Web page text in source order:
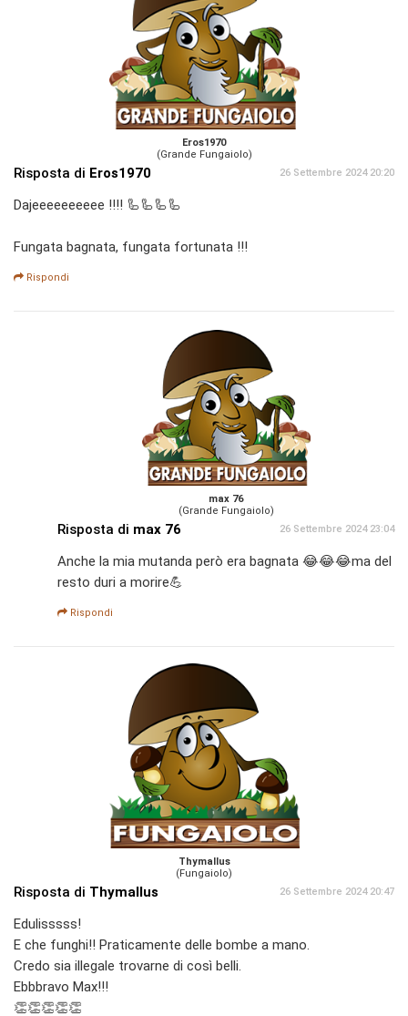
Eros1970
(Grande Fungaiolo)
Risposta di Eros1970 26 Settembre 2024 20:20
Dajeeeeeeeeee !!!! 🦾🦾🦾🦾
Fungata bagnata, fungata fortunata !!!
Rispondi
max 76
(Grande Fungaiolo)
Risposta di max 76 26 Settembre 2024 23:04
Anche la mia mutanda però era bagnata 😂😂😂ma del
resto duri a morire💪
Rispondi
Thymallus
(Fungaiolo)
Risposta di Thymallus 26 Settembre 2024 20:47
Edulisssss!
E che funghi!! Praticamente delle bombe a mano.
Credo sia illegale trovarne di così belli.
Ebbbravo Max!!!
👏👏👏👏👏